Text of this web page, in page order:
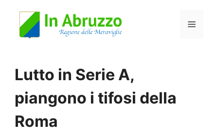
Menu
Lutto in Serie A,
piangono i tifosi della
Roma